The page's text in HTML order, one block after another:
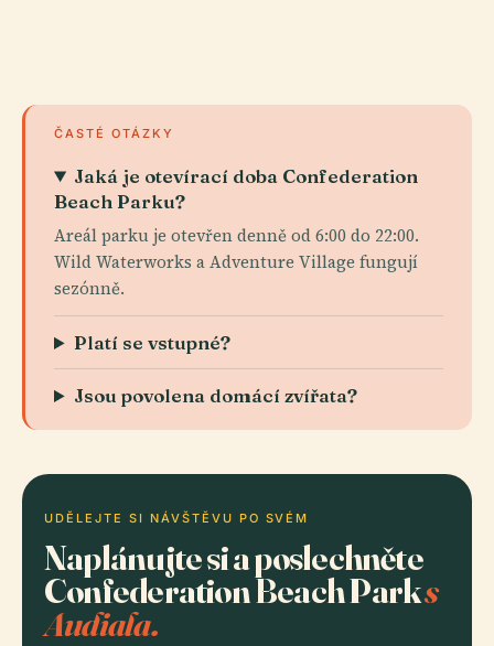
ČASTÉ OTÁZKY
Jaká je otevírací doba Confederation
Beach Parku?
Areál parku je otevřen denně od 6:00 do 22:00.
Wild Waterworks a Adventure Village fungují
sezónně.
Platí se vstupné?
Jsou povolena domácí zvířata?
UDĚLEJTE SI NÁVŠTĚVU PO SVÉM
Naplánujte si a poslechněte
Confederation Beach Parks
Audiala.